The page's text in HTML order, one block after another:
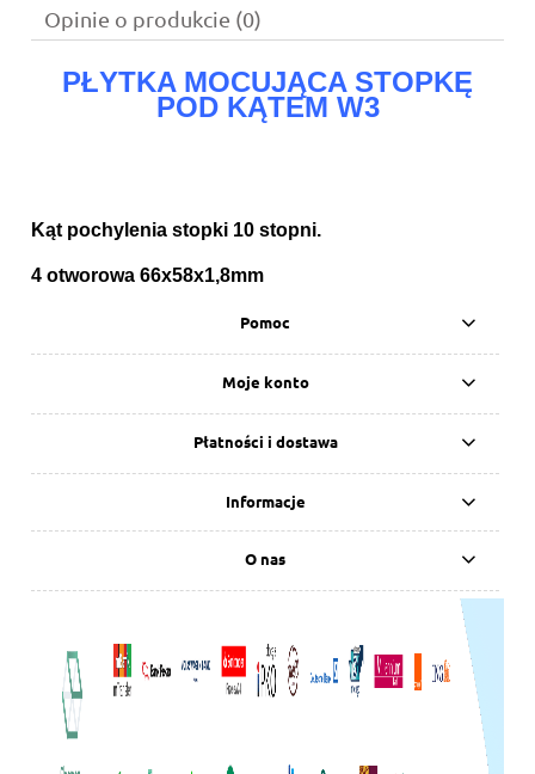
Opinie o produkcie (0)
PŁYTKA MOCUJĄCA STOPKĘ
POD KĄTEM W3
Kąt pochylenia stopki 10 stopni.
4 otworowa 66x58x1,8mm
Pomoc
Moje konto
Płatności i dostawa
Informacje
O nas